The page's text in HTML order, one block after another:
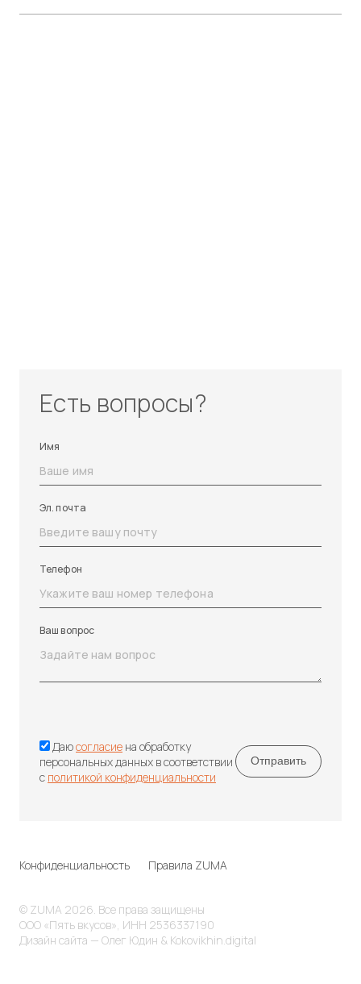
Есть вопросы?
Имя
Эл. почта
Телефон
Ваш вопрос
Даюсогласие на обработку
персональных данных в соответствии
с политикой конфиденциальности
Конфиденциальность Правила ZUMA
© ZUMA 2026. Все права защищены
ООО «Пять вкусов», ИНН 2536337190
Дизайн сайта — Олег Юдин & Kokovikhin.digital